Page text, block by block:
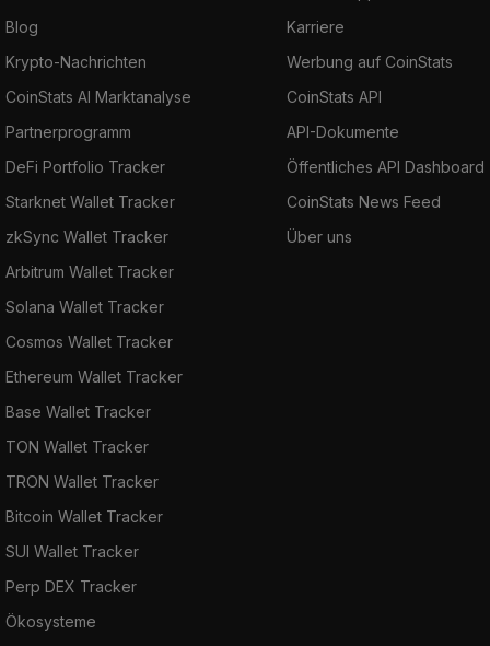
Blog
Krypto-Nachrichten
CoinStats AI Marktanalyse
Partnerprogramm
DeFi Portfolio Tracker
Starknet Wallet Tracker
zkSync Wallet Tracker
Arbitrum Wallet Tracker
Solana Wallet Tracker
Cosmos Wallet Tracker
Ethereum Wallet Tracker
Base Wallet Tracker
TON Wallet Tracker
TRON Wallet Tracker
Bitcoin Wallet Tracker
SUI Wallet Tracker
Perp DEX Tracker
Ökosysteme
Karriere
Werbung auf CoinStats
CoinStats API
API-Dokumente
Öffentliches API Dashboard
CoinStats News Feed
Über uns